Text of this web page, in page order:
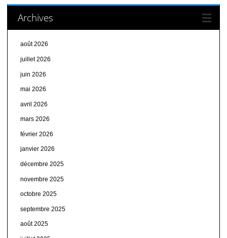
Archives
août 2026
juillet 2026
juin 2026
mai 2026
avril 2026
mars 2026
février 2026
janvier 2026
décembre 2025
novembre 2025
octobre 2025
septembre 2025
août 2025